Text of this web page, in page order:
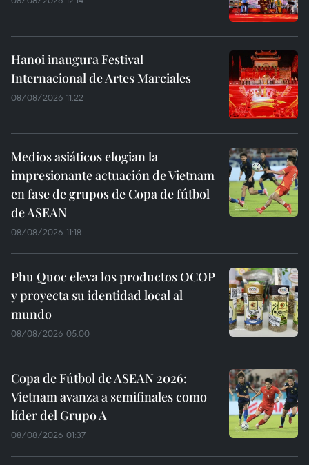
Hanoi inaugura Festival
Internacional de Artes Marciales
08/08/2026 11:22
Medios asiáticos elogian la
impresionante actuación de Vietnam
en fase de grupos de Copa de fútbol
de ASEAN
08/08/2026 11:18
Phu Quoc eleva los productos OCOP
y proyecta su identidad local al
mundo
08/08/2026 05:00
Copa de Fútbol de ASEAN 2026:
Vietnam avanza a semifinales como
líder del Grupo A
08/08/2026 01:37